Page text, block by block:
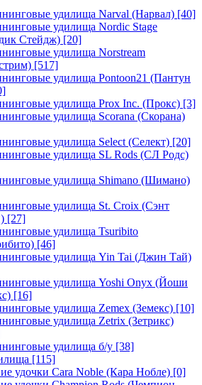
удилища Narval (Нарвал) [40]
удилища Nordic Stage
Стейдж) [20]
удилища Norstream
[517]
удилища Pontoon21 (Пантун
удилища Prox Inc. (Прокс) [3]
удилища Scorana (Скорана)
удилища Select (Селект) [20]
удилища SL Rods (СЛ Родс)
удилища Shimano (Шимано)
удилища St. Croix (Сэнт
[27]
удилища Tsuribito
[46]
удилища Yin Tai (Джин Тай)
удилища Yoshi Onyx (Йоши
[16]
удилища Zemex (Земекс) [10]
удилища Zetrix (Зетрикс)
удилища б/у [38]
[115]
удочки Cara Noble (Кара Нобле) [0]